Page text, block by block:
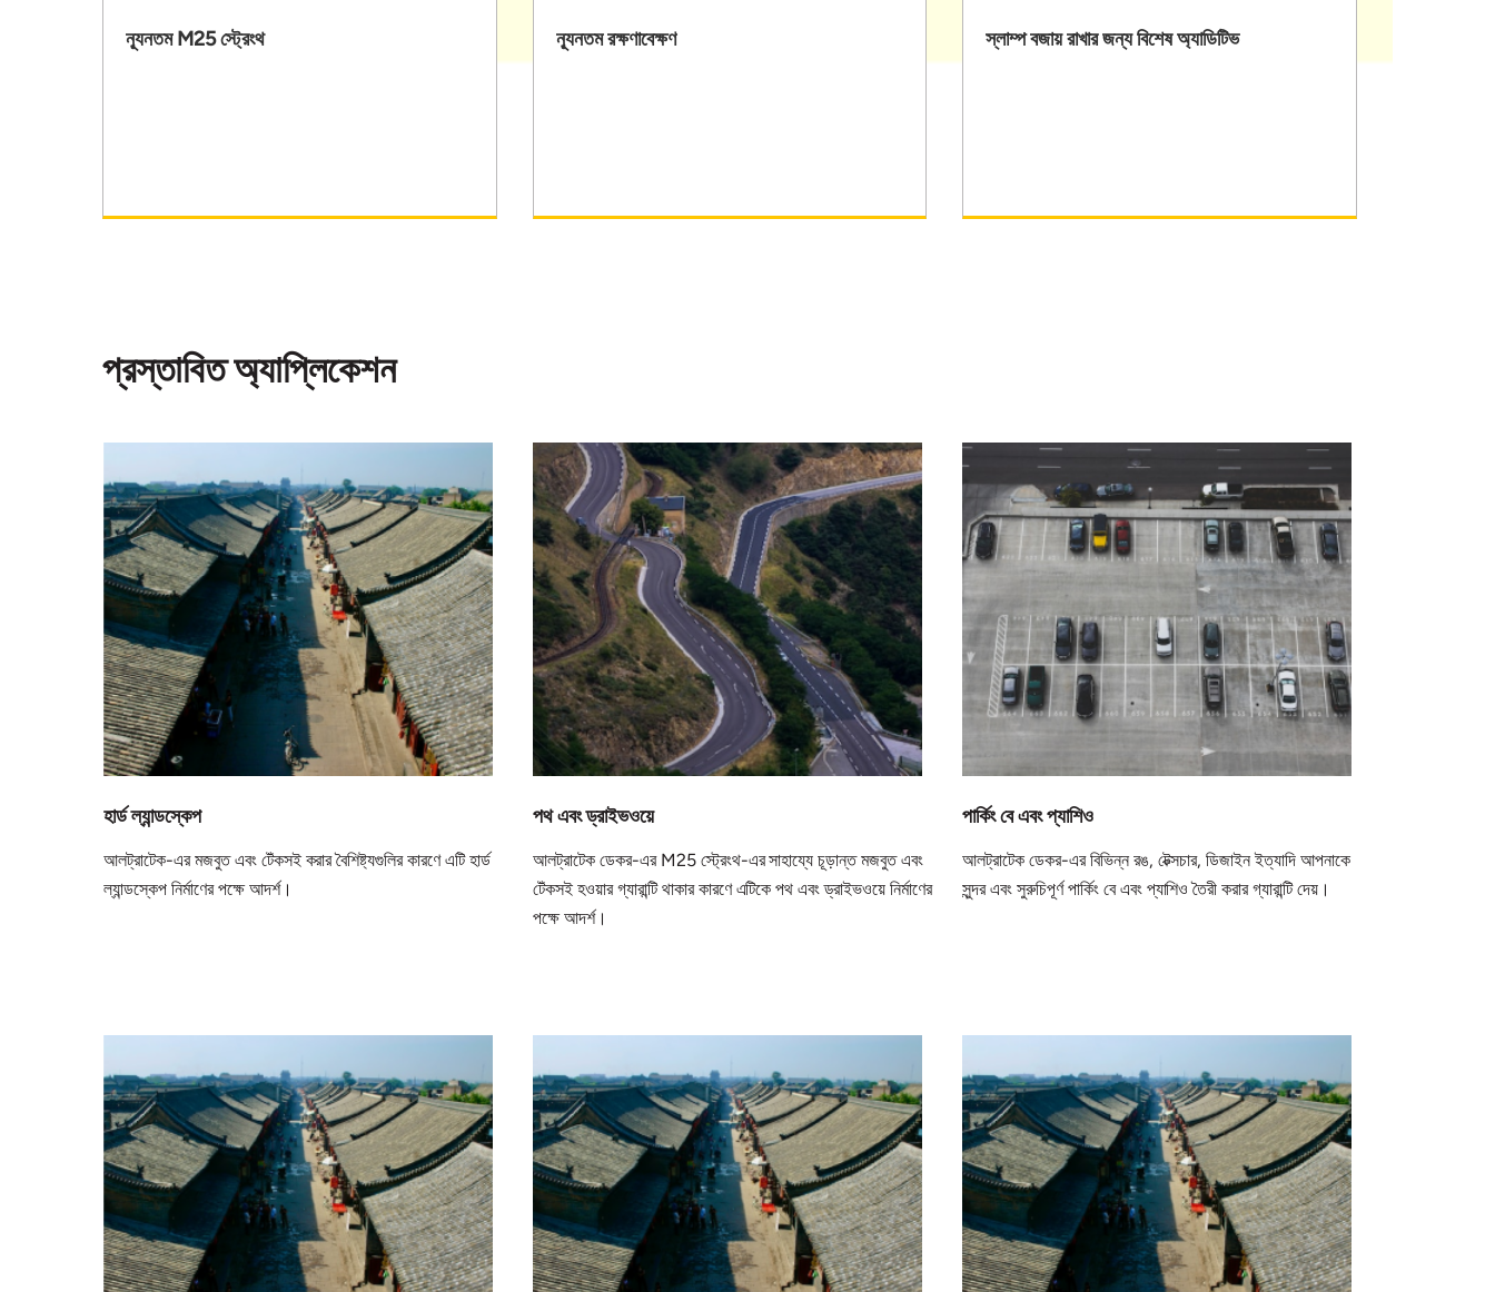
ন্যূনতম M25 স্ট্রেংথ ন্যূনতম রক্ষণাবেক্ষণ স্লাম্প বজায় রাখার জন্য বিশেষ অ্যাডিটিভ
প্রস্তাবিত অ্যাপ্লিকেশন
হার্ড ল্যান্ডস্কেপ
আলট্রাটেক-এর মজবুত এবং টেঁকসই করার বৈশিষ্ট্যগুলির কারণে এটি হার্ড
ল্যান্ডস্কেপ নির্মাণের পক্ষে আদর্শ।
পথ এবং ড্রাইভওয়ে
আলট্রাটেক ডেকর-এর M25 স্ট্রেংথ-এর সাহায্যে চূড়ান্ত মজবুত এবং
টেঁকসই হওয়ার গ্যারান্টি থাকার কারণে এটিকে পথ এবং ড্রাইভওয়ে নির্মাণের
পক্ষে আদর্শ।
পার্কিং বে এবং প্যাশিও
আলট্রাটেক ডেকর-এর বিভিন্ন রঙ, টেক্সচার, ডিজাইন ইত্যাদি আপনাকে
সুন্দর এবং সুরুচিপূর্ণ পার্কিং বে এবং প্যাশিও তৈরী করার গ্যারান্টি দেয়।